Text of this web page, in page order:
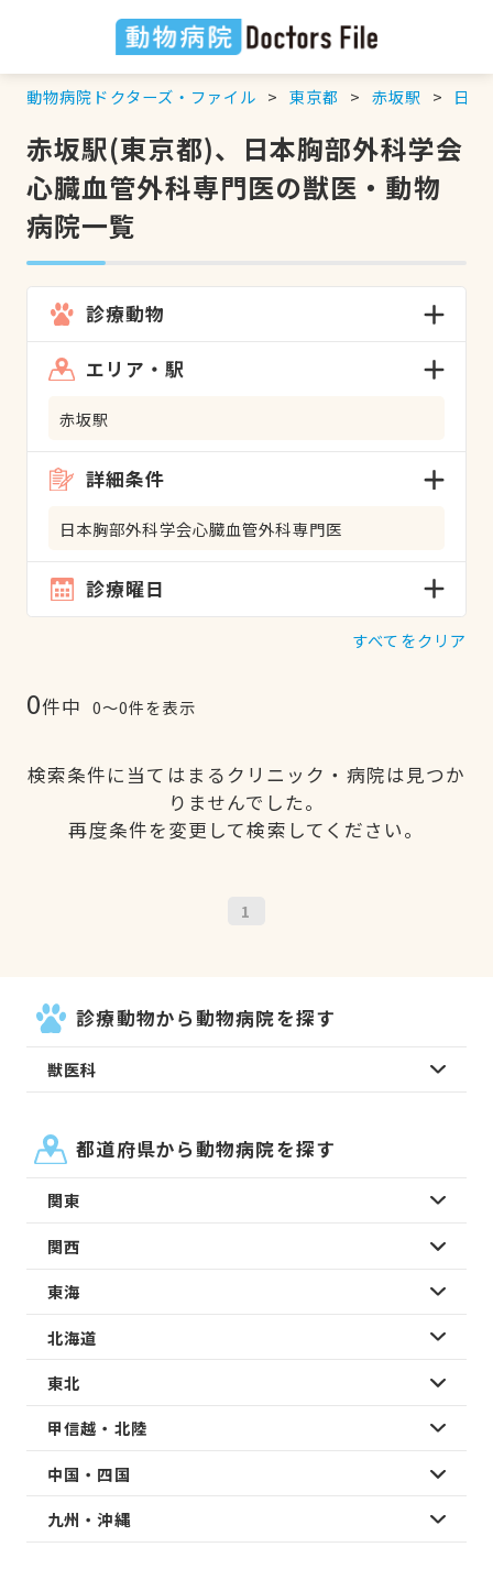
動物病院ドクターズ・ファイル 東京都 赤坂駅 日本
赤坂駅(東京都)、日本胸部外科学会
心臓血管外科専門医の獣医・動物
病院一覧
診療動物
エリア・駅
赤坂駅
詳細条件
日本胸部外科学会心臓血管外科専門医
診療曜日
すべてをクリア
0件中 0〜0件を表示
検索条件に当てはまるクリニック・病院は見つか
りませんでした。
再度条件を変更して検索してください。
1
診療動物から動物病院を探す
獣医科
都道府県から動物病院を探す
関東
関西
東海
北海道
東北
甲信越・北陸
中国・四国
九州・沖縄